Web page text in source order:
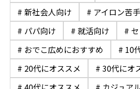
# 新社会人向け
# アイロン苦
# パパ向け
# 就活向け
#
# おでこ広めにおすすめ
# 10
# 20代にオススメ
# 30代にオ